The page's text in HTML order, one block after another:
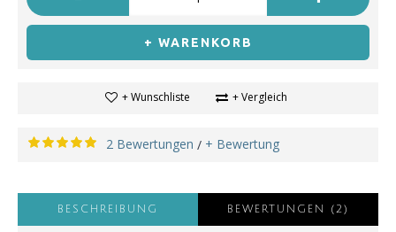
+ WARENKORB
+ Wunschliste + Vergleich
2 Bewertungen / + Bewertung
BESCHREIBUNG BEWERTUNGEN (2)